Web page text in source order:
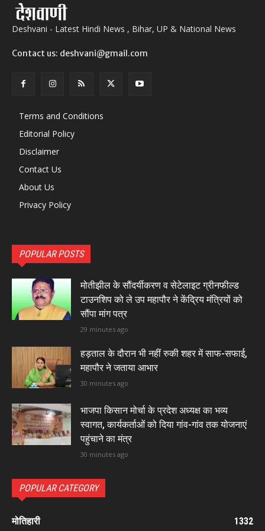
Deshvani - Latest Hindi News , Bihar, UP & National News
Contact us: deshvani@gmail.com
Terms and Conditions
Editorial Policy
Disclaimer
Contact Us
About Us
Privacy Policy
POPULAR POSTS
मोतीझील के सौंदर्यीकरण व सेटेलाइट ग्रीनफील्ड
टाउनशिप को ले उप महापौर ने केंद्रिय मंत्रियों को
सौंपा मांग पत्र
29 minutes ago
हड़ताल के दौरान भी नहीं रुकी शहर में साफ-सफाई,
महापौर ने जताया आभार
30 minutes ago
भाजपा किसान मोर्चा के प्रदेश अध्यक्ष का भव्य
स्वागत, कार्यकर्ताओं को दिया गांव-गांव तक योजनाएं
पहुंचाने का मंत्र
30 minutes ago
POPULAR CATEGORY
मोतिहारी 1332